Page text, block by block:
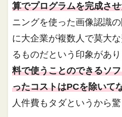
算でプログラムを完成さ
ニングを使った画像認識
に大企業が複数人で莫大
るものだという印象があ
料で使うことのできるソ
ったコストはPCを除いて
人件費もタダというから驚